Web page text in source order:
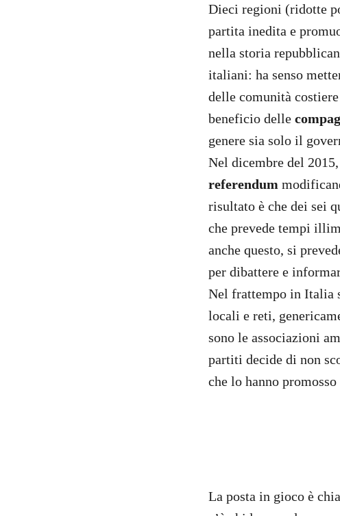
Dieci regioni (ridotte
partita inedita e
nella storia
italiani: ha senso
delle comunità
beneficio delle
genere sia solo il
Nel dicembre del
referendum
risultato è che dei sei
che prevede tempi
anche questo, si
per dibattere e
Nel frattempo in Italia
locali e reti,
sono le associazioni
partiti decide di non
che lo hanno
La posta in gioco è